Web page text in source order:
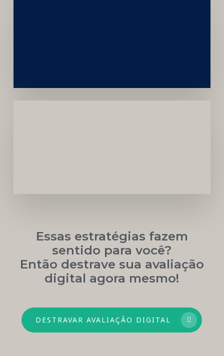
Essas estratégias fazem
sentido para você?
Então destrave sua avaliação
digital agora mesmo!
DESTRAVAR AVALIAÇÃO DIGITAL